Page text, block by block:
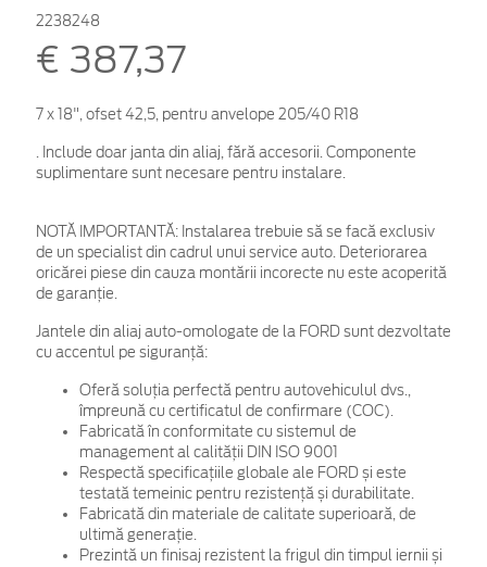
2238248
€ 387,37
7 x 18", ofset 42,5, pentru anvelope 205/40 R18
. Include doar janta din aliaj, fără accesorii. Componente
suplimentare sunt necesare pentru instalare.
NOTĂ IMPORTANTĂ: Instalarea trebuie să se facă exclusiv
de un specialist din cadrul unui service auto. Deteriorarea
oricărei piese din cauza montării incorecte nu este acoperită
de garanţie.
Jantele din aliaj auto-omologate de la FORD sunt dezvoltate
cu accentul pe siguranță:
Oferă soluția perfectă pentru autovehiculul dvs.,
împreună cu certificatul de confirmare (COC).
Fabricată în conformitate cu sistemul de
management al calității DIN ISO 9001
Respectă specificațiile globale ale FORD și este
testată temeinic pentru rezistență și durabilitate.
Fabricată din materiale de calitate superioară, de
ultimă generație.
Prezintă un finisaj rezistent la frigul din timpul iernii și